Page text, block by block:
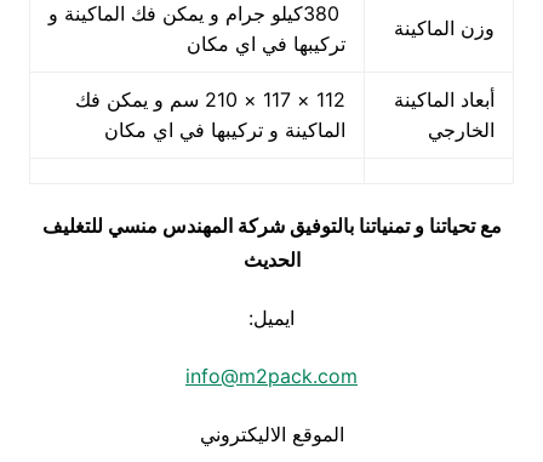
وزن الماكينة
380كيلو جرام و يمكن فك الماكينة و
تركيبها في اي مكان
أبعاد الماكينة
الخارجي
112 × 117 × 210 سم و يمكن فك
الماكينة و تركيبها في اي مكان
مع تحياتنا و تمنياتنا بالتوفيق شركة المهندس منسي للتغليف
الحديث
ايميل:
info@m2pack.com
الموقع الاليكتروني